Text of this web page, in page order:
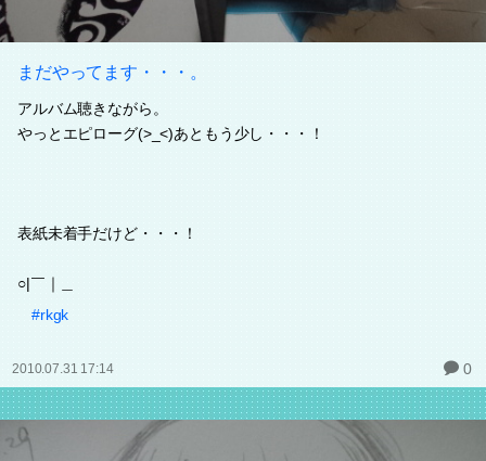
まだやってます・・・。
アルバム聴きながら。
やっとエピローグ(>_<)あともう少し・・・！
表紙未着手だけど・・・！
○|￣｜＿
#rkgk
2010.07.31 17:14 0